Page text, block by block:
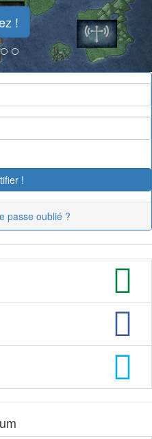
!
passe oublié ?